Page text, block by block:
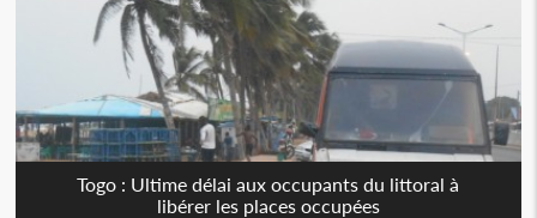
Togo : Ultime délai aux occupants du littoral à
libérer les places occupées